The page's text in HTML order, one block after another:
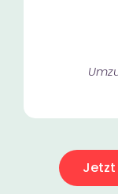
Jetzt